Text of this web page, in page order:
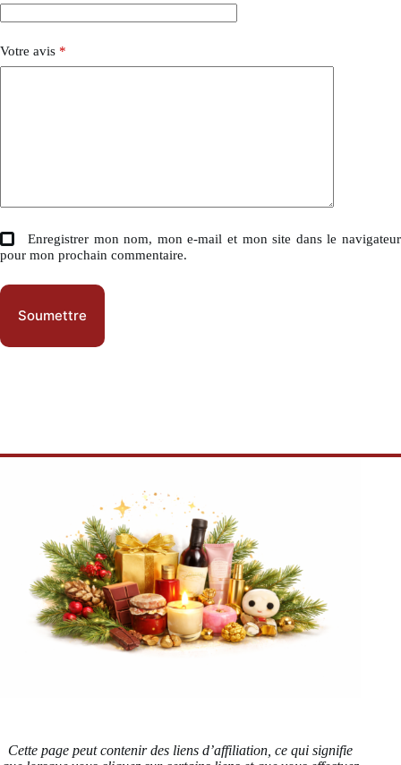
Votre avis *
Enregistrer mon nom, mon e-mail et mon site dans le navigateur
pour mon prochain commentaire.
Soumettre
Cette page peut contenir des liens d’affiliation, ce qui signifie